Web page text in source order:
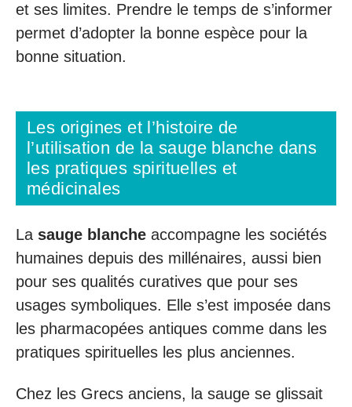
et ses limites. Prendre le temps de s’informer
permet d’adopter la bonne espèce pour la
bonne situation.
Les origines et l’histoire de
l’utilisation de la sauge blanche dans
les pratiques spirituelles et
médicinales
La sauge blanche accompagne les sociétés
humaines depuis des millénaires, aussi bien
pour ses qualités curatives que pour ses
usages symboliques. Elle s’est imposée dans
les pharmacopées antiques comme dans les
pratiques spirituelles les plus anciennes.
Chez les Grecs anciens, la sauge se glissait